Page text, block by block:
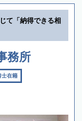
て「納得できる相
務所
士在籍